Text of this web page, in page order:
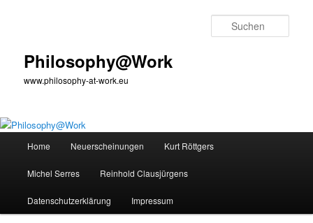
Philosophy@Work
www.philosophy-at-work.eu
Home Neuerscheinungen Kurt Röttgers
Michel Serres Reinhold Clausjürgens
Datenschutzerklärung Impressum